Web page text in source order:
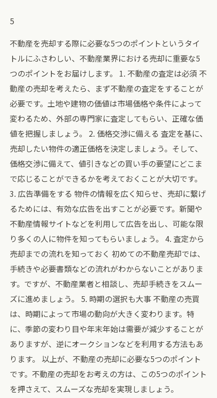
5
不動産を売却する際に必要な5つのポイントというタイ
トルにふさわしい、不動産業界における売却に重要な5
つのポイントをお届けします。 1. 不動産の査定は必須 不
動産の売却を考えたら、まず不動産の査定をすることが
必要です。土地や建物の価値は市場価格や条件によって
変わるため、外部の専門家に査定してもらい、正確な価
値を把握しましょう。 2. 価格交渉に備える 査定を基に、
売却したい物件の適正価格を決定しましょう。そして、
価格交渉に備えて、値引きなどの買い手の要望にどこま
で応じることができるかを考えておくことが大切です。
3. 広告準備をする 物件の情報を広く知らせ、売却に繋げ
るためには、有効な広告を出すことが必要です。新聞や
不動産情報サイトなどを利用して広告を出し、可能な限
り多くの人に物件を知ってもらいましょう。 4. 査定から
売却までの流れを知っておく 初めての不動産売却では、
手続きや必要書類などの流れがわからないことがありま
す。ですが、不動産業者と相談し、売却手続きをスムー
ズに進めましょう。 5. 時期の選択も大事 不動産の売買
は、時期によって市場の動向が大きく変わります。特
に、季節の変わり目や年末年始は需要が減少することが
ありますが、逆にオークションなどを利用する方法もあ
ります。 以上が、不動産の売却に必要な5つのポイント
です。不動産の売却をお考えの方は、この5つのポイント
を押さえて、スムーズな売却を実現しましょう。